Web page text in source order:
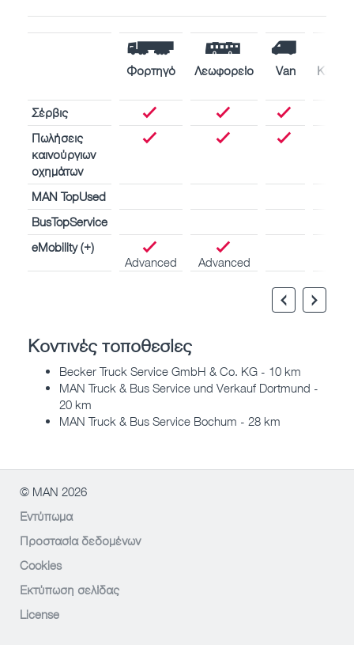
Φορτηγό Λεωφορείο Van
Σέρβις
Πωλήσεις
καινούργιων
οχημάτων
MAN TopUsed
BusTopService
eMobility (+)
Advanced
Advanced
Κοντινές τοποθεσίες
Becker Truck Service GmbH & Co. KG - 10 km
MAN Truck & Bus Service und Verkauf Dortmund -
20 km
MAN Truck & Bus Service Bochum - 28 km
© MAN 2026
Εντύπωμα
Προστασία δεδομένων
Cookies
Εκτύπωση σελίδας
License